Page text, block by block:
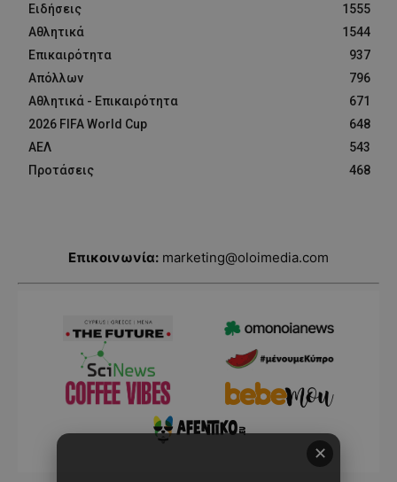
Ειδήσεις
1555
Αθλητικά
1544
Επικαιρότητα
937
Απόλλων
796
Αθλητικά - Επικαιρότητα
671
2026 FIFA World Cup
648
ΑΕΛ
543
Προτάσεις
468
Επικοινωνία: marketing@oloimedia.com
✕